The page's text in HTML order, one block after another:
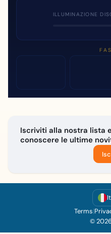
ILLUMINAZIONE
Iscriviti alla nostra lista
conoscere le ultime
Terms|
©